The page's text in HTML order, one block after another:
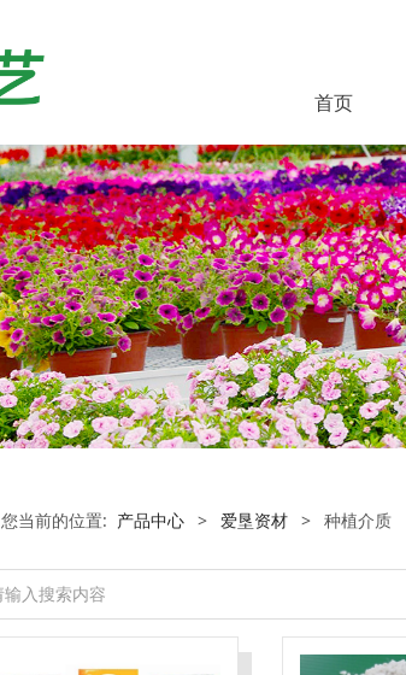
首页
您当前的位置: 产品中心 > 爱垦资材 > 种植介质